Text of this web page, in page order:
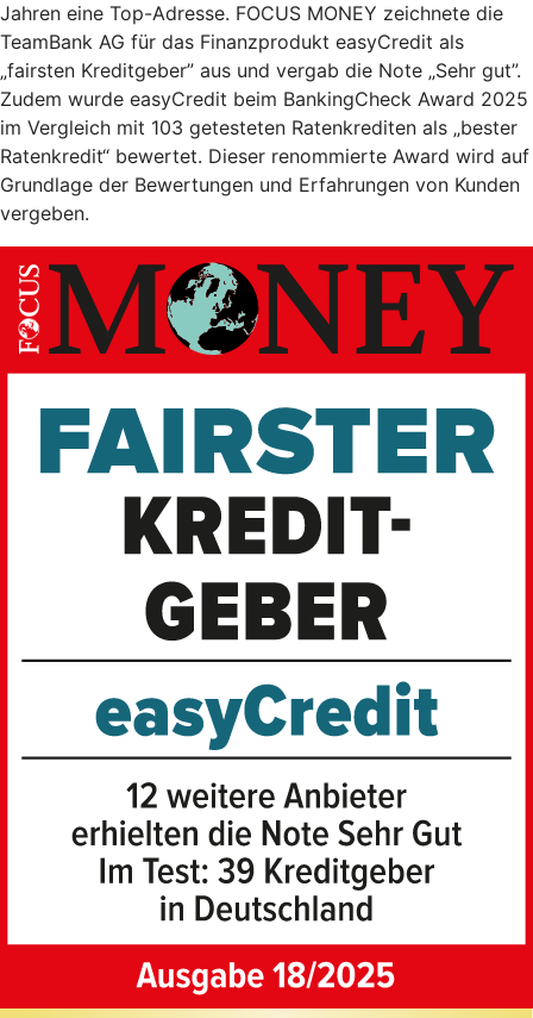
Jahren eine Top-Adresse. FOCUS MONEY zeichnete die
TeamBank AG für das Finanzprodukt easyCredit als
„fairsten Kreditgeber” aus und vergab die Note „Sehr gut”.
Zudem wurde easyCredit beim BankingCheck Award 2025
im Vergleich mit 103 getesteten Ratenkrediten als „bester
Ratenkredit“ bewertet. Dieser renommierte Award wird auf
Grundlage der Bewertungen und Erfahrungen von Kunden
vergeben.